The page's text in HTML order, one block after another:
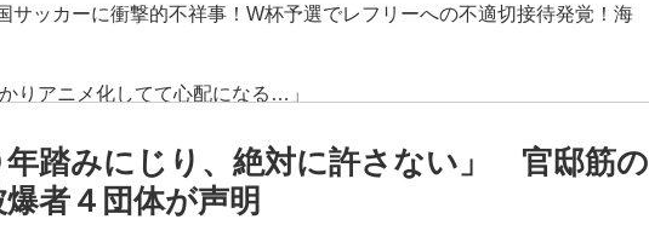
サッカーに衝撃的不祥事！W杯予選でレフリーへの不適切接待発覚！海
りアニメ化してて心配になる…」
ート所有率が低すぎる、何故なのか」
人は誰なのか？」→「想像以上に意見が割れてしまう‥」
年踏みにじり、絶対に許さない」 官邸筋の
者４団体が声明